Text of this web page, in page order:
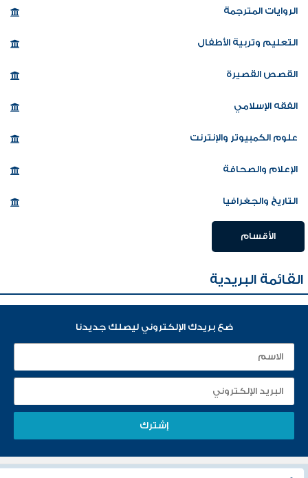
الروايات المترجمة
التعليم وتربية الأطفال
القصص القصيرة
الفقه الإسلامي
علوم الكمبيوتر والإنترنت
الإعلام والصحافة
التاريخ والجغرافيا
الأقسام
القائمة البريدية
ضع بريدك الإلكتروني ليصلك جديدنا